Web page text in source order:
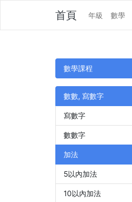
首頁 年級 數學
數學課程
數數, 寫數字
寫數字
數數字
加法
5以內加法
10以內加法